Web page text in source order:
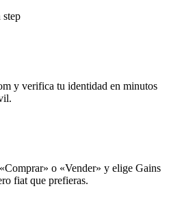
y verifica tu identidad en minutos
o «Vender» y elige Gains
fiat que prefieras.